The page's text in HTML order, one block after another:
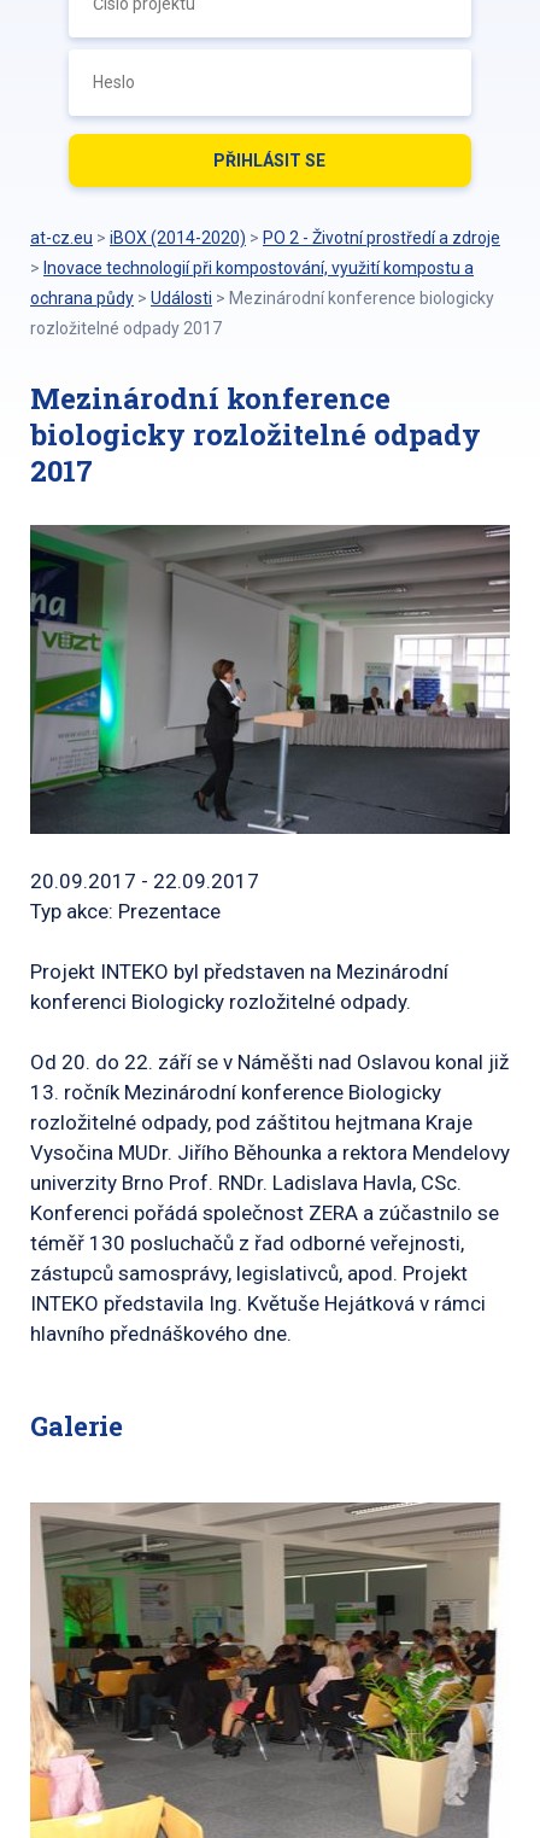
at-cz.eu > iBOX (2014-2020) > PO 2 - Životní prostředí a zdroje
> Inovace technologií při kompostování, využití kompostu a
ochrana půdy > Události > Mezinárodní konference biologicky
rozložitelné odpady 2017
Mezinárodní konference
biologicky rozložitelné odpady
2017
20.09.2017 - 22.09.2017
Typ akce: Prezentace
Projekt INTEKO byl představen na Mezinárodní
konferenci Biologicky rozložitelné odpady.
Od 20. do 22. září se v Náměšti nad Oslavou konal již
13. ročník Mezinárodní konference Biologicky
rozložitelné odpady, pod záštitou hejtmana Kraje
Vysočina MUDr. Jiřího Běhounka a rektora Mendelovy
univerzity Brno Prof. RNDr. Ladislava Havla, CSc.
Konferenci pořádá společnost ZERA a zúčastnilo se
téměř 130 posluchačů z řad odborné veřejnosti,
zástupců samosprávy, legislativců, apod. Projekt
INTEKO představila Ing. Květuše Hejátková v rámci
hlavního přednáškového dne.
Galerie